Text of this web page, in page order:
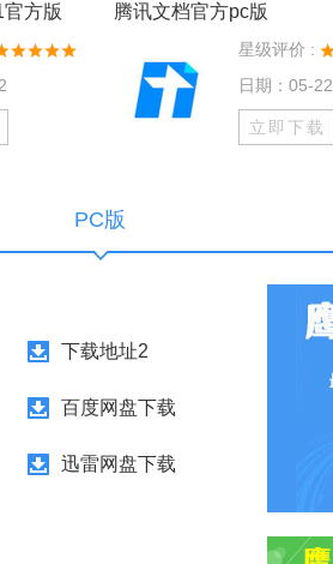
方版 腾讯文档官方pc版
星级评价 :
日期：05-22
立即下载
PC版
下载地址2
百度网盘下载
迅雷网盘下载